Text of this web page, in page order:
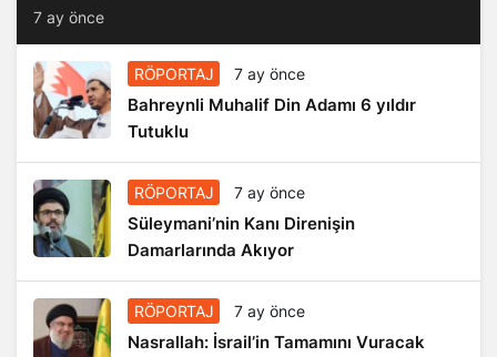
7 ay önce
RÖPORTAJ 7 ay önce
Bahreynli Muhalif Din Adamı 6 yıldır
Tutuklu
RÖPORTAJ 7 ay önce
Süleymani’nin Kanı Direnişin
Damarlarında Akıyor
RÖPORTAJ 7 ay önce
Nasrallah: İsrail’in Tamamını Vuracak